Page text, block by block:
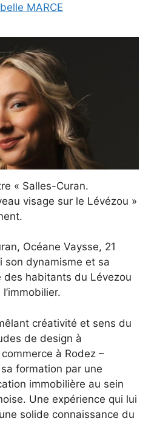
MARCE
« Salles-Curan.
visage sur le Lévézou »
Océane Vaysse, 21
son dynamisme et sa
des habitants du Lévezou
créativité et sens du
de design à
à Rodez –
formation par une
immobilière au sein
Une expérience qui lui
solide connaissance du